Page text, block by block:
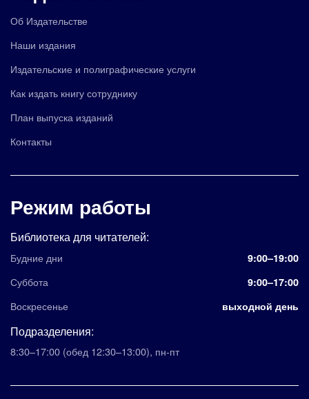
Об Издательстве
Наши издания
Издательские и полиграфические услуги
Как издать книгу сотруднику
План выпуска изданий
Контакты
Режим работы
Библиотека для читателей:
Будние дни 9:00–19:00
Суббота 9:00–17:00
Воскресенье выходной день
Подразделения:
8:30–17:00 (обед 12:30–13:00), пн-пт